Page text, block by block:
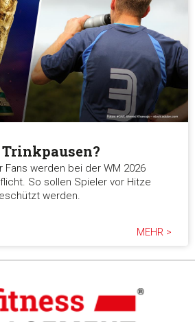
Fans werden bei der WM 2026
So sollen Spieler vor Hitze
werden.
MEHR >